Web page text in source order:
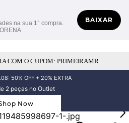
na sua 1° compra.
BAIXAR
COM O CUPOM: PRIMEIRAMR
50% OFF + 20% EXTRA
2 peças no Outlet
Now